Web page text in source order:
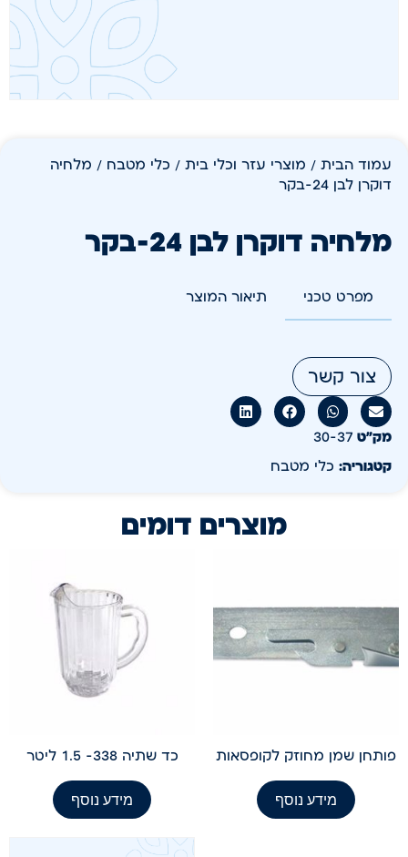
עמוד הבית / מוצרי עזר וכלי בית / כלי מטבח / מלחיה
דוקרן לבן 24-בקר
מלחיה דוקרן לבן 24-בקר
מפרט טכני תיאור המוצר
צור קשר
מק״ט 30-37
קטגוריה: כלי מטבח
מוצרים דומים
פותחן שמן מחוזק לקופסאות
מידע נוסף
כד שתיה 338- 1.5 ליטר
מידע נוסף